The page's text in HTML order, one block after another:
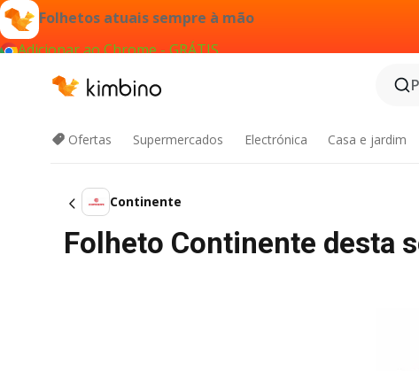
Folhetos atuais sempre à mão
Adicionar ao Chrome - GRÁTIS
Ofertas Supermercados Electrónica Casa e jardim
Continente
Folheto Continente desta